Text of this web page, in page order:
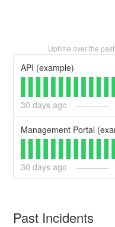
Uptime over the past
API (example)
30 days ago
30 days ago
Past Incidents